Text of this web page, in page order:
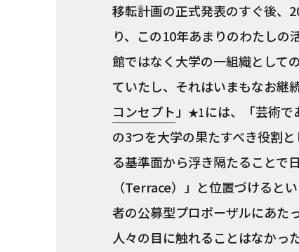
移転計画の正式発表のすぐ後、
り、この10年あまりのわたしの
館ではなく大学の一組織として
ていたし、それはいまもなお継
コンセプト 」 ★1には、「芸術で
の3つを大学の果たすべき役割
る基準面から浮き隔たることで
（Terrace）」と位置づけると
者の公募型プロポーザルにあた
人々の目に触れることはなかっ